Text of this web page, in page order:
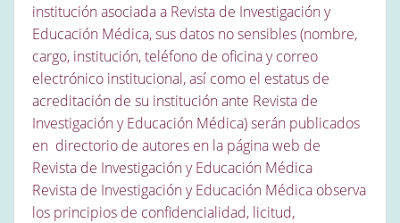
institución asociada a Revista de Investigación y
Educación Médica, sus datos no sensibles (nombre,
cargo, institución, teléfono de oficina y correo
electrónico institucional, así como el estatus de
acreditación de su institución ante Revista de
Investigación y Educación Médica) serán publicados
en directorio de autores en la página web de
Revista de Investigación y Educación Médica
Revista de Investigación y Educación Médica observa
los principios de confidencialidad, licitud,